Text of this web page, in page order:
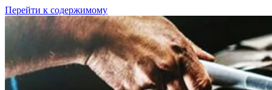
Перейти к содержимому